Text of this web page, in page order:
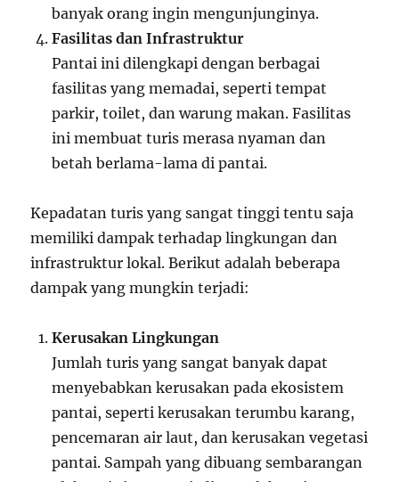
banyak orang ingin mengunjunginya.
Fasilitas dan Infrastruktur
Pantai ini dilengkapi dengan berbagai
fasilitas yang memadai, seperti tempat
parkir, toilet, dan warung makan. Fasilitas
ini membuat turis merasa nyaman dan
betah berlama-lama di pantai.
Kepadatan turis yang sangat tinggi tentu saja
memiliki dampak terhadap lingkungan dan
infrastruktur lokal. Berikut adalah beberapa
dampak yang mungkin terjadi:
Kerusakan Lingkungan
Jumlah turis yang sangat banyak dapat
menyebabkan kerusakan pada ekosistem
pantai, seperti kerusakan terumbu karang,
pencemaran air laut, dan kerusakan vegetasi
pantai. Sampah yang dibuang sembarangan